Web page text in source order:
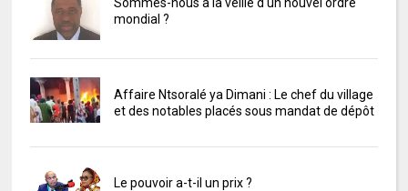
mondial ?
Affaire Ntsoralé ya Dimani : Le chef du village
et des notables placés sous mandat de dépôt
Le pouvoir a-t-il un prix ?